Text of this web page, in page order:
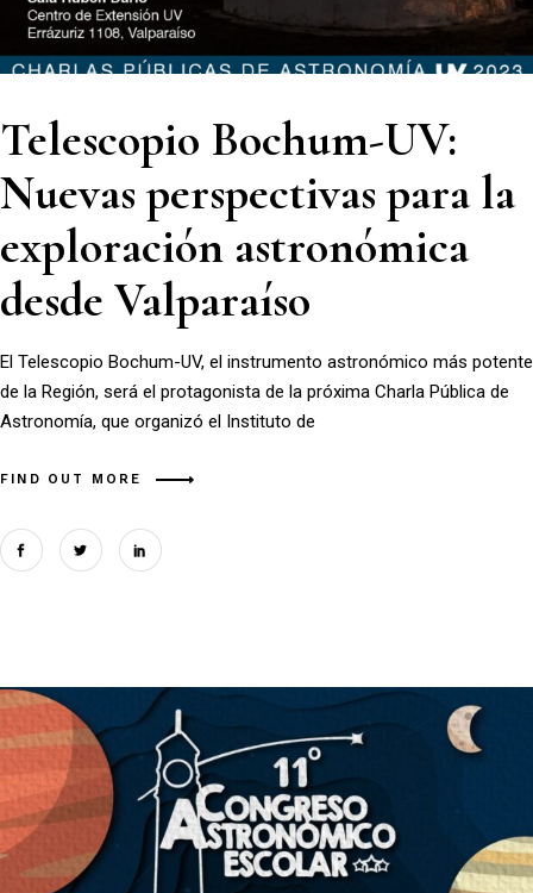
Telescopio Bochum-UV:
Nuevas perspectivas para la
exploración astronómica
desde Valparaíso
El Telescopio Bochum-UV, el instrumento astronómico más potente
de la Región, será el protagonista de la próxima Charla Pública de
Astronomía, que organizó el Instituto de
FIND OUT MORE